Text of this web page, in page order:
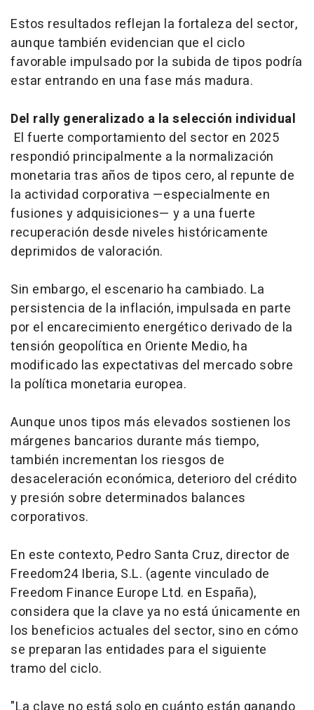
Estos resultados reflejan la fortaleza del sector,
aunque también evidencian que el ciclo
favorable impulsado por la subida de tipos podría
estar entrando en una fase más madura.
Del rally generalizado a la selección individual
El fuerte comportamiento del sector en 2025
respondió principalmente a la normalización
monetaria tras años de tipos cero, al repunte de
la actividad corporativa —especialmente en
fusiones y adquisiciones— y a una fuerte
recuperación desde niveles históricamente
deprimidos de valoración.
Sin embargo, el escenario ha cambiado. La
persistencia de la inflación, impulsada en parte
por el encarecimiento energético derivado de la
tensión geopolítica en Oriente Medio, ha
modificado las expectativas del mercado sobre
la política monetaria europea.
Aunque unos tipos más elevados sostienen los
márgenes bancarios durante más tiempo,
también incrementan los riesgos de
desaceleración económica, deterioro del crédito
y presión sobre determinados balances
corporativos.
En este contexto, Pedro Santa Cruz, director de
Freedom24 Iberia, S.L. (agente vinculado de
Freedom Finance Europe Ltd. en España),
considera que la clave ya no está únicamente en
los beneficios actuales del sector, sino en cómo
se preparan las entidades para el siguiente
tramo del ciclo.